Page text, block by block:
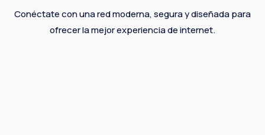
Conéctate con una red moderna, segura y diseñada para
ofrecer la mejor experiencia de internet.